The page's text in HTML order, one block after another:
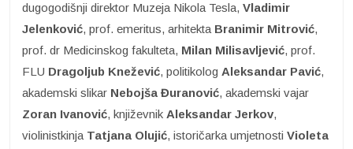
dugogodišnji direktor Muzeja Nikola Tesla, Vladimir
Jelenković, prof. emeritus, arhitekta Branimir Mitrović,
prof. dr Medicinskog fakulteta, Milan Milisavljević, prof.
FLU Dragoljub Knežević, politikolog Aleksandar Pavić,
akademski slikar Nebojša Đuranović, akademski vajar
Zoran Ivanović, književnik Aleksandar Jerkov,
violinistkinja Tatjana Olujić, istoričarka umjetnosti Violeta